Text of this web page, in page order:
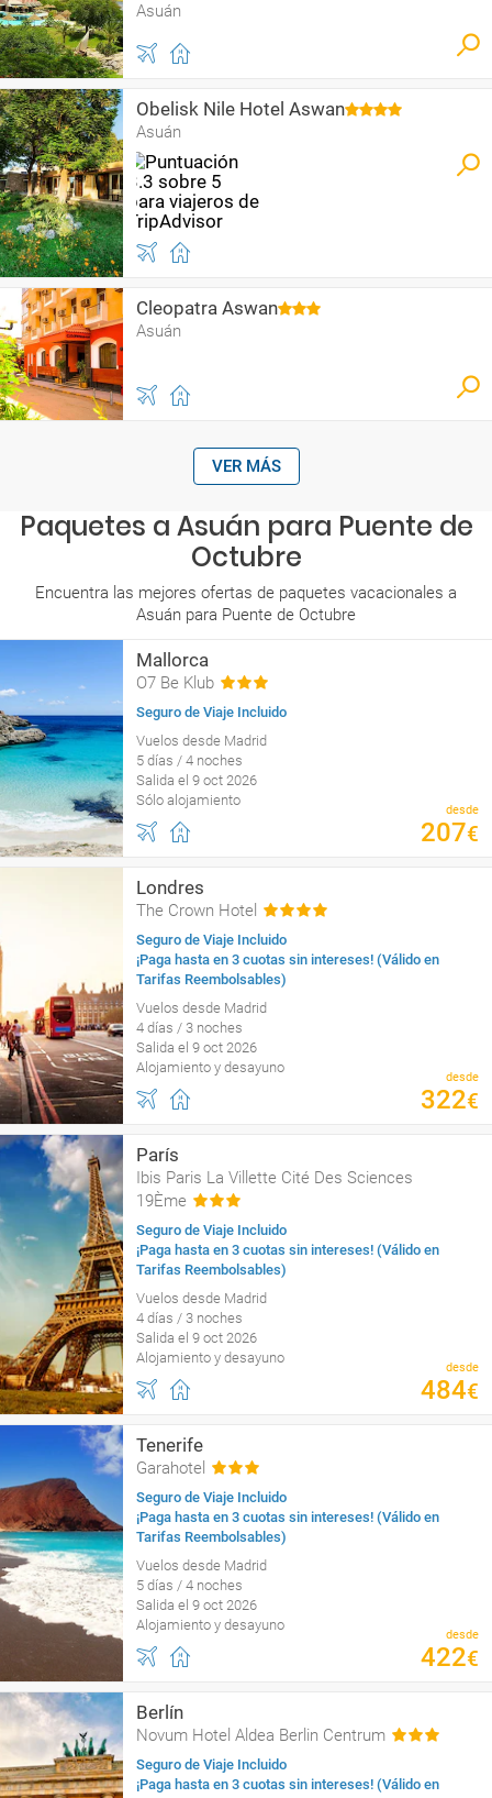
Asuán
Obelisk Nile Hotel Aswan
Asuán
Cleopatra Aswan
Asuán
VER MÁS
Paquetes a Asuán para Puente de
Octubre
Encuentra las mejores ofertas de paquetes vacacionales a
Asuán para Puente de Octubre
Mallorca
O7 Be Klub
Seguro de Viaje Incluido
Vuelos desde Madrid
5 días / 4 noches
Salida el 9 oct 2026
Sólo alojamiento
desde
207€
Londres
The Crown Hotel
Seguro de Viaje Incluido
¡Paga hasta en 3 cuotas sin intereses! (Válido en
Tarifas Reembolsables)
Vuelos desde Madrid
4 días / 3 noches
Salida el 9 oct 2026
Alojamiento y desayuno
desde
322€
París
Ibis Paris La Villette Cité Des Sciences
19Ème
Seguro de Viaje Incluido
¡Paga hasta en 3 cuotas sin intereses! (Válido en
Tarifas Reembolsables)
Vuelos desde Madrid
4 días / 3 noches
Salida el 9 oct 2026
Alojamiento y desayuno
desde
484€
Tenerife
Garahotel
Seguro de Viaje Incluido
¡Paga hasta en 3 cuotas sin intereses! (Válido en
Tarifas Reembolsables)
Vuelos desde Madrid
5 días / 4 noches
Salida el 9 oct 2026
Alojamiento y desayuno
desde
422€
Berlín
Novum Hotel Aldea Berlin Centrum
Seguro de Viaje Incluido
¡Paga hasta en 3 cuotas sin intereses! (Válido en